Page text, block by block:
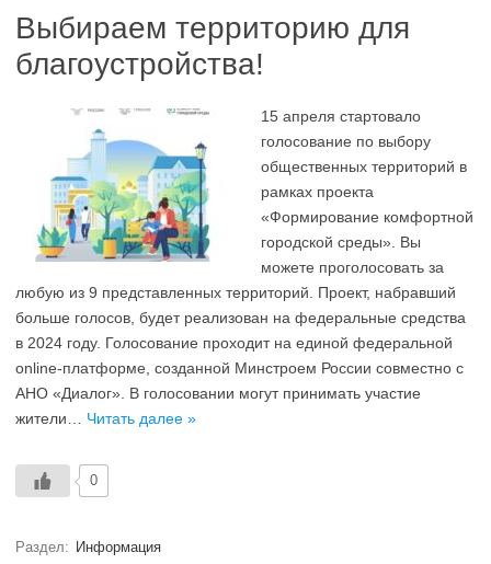
Выбираем территорию для
благоустройства!
15 апреля стартовало
голосование по выбору
общественных территорий в
рамках проекта
«Формирование комфортной
городской среды». Вы
можете проголосовать за
любую из 9 представленных территорий. Проект, набравший
больше голосов, будет реализован на федеральные средства
в 2024 году. Голосование проходит на единой федеральной
online-платформе, созданной Минстроем России совместно с
АНО «Диалог». В голосовании могут принимать участие
жители… Читать далее »
0
Раздел: Информация